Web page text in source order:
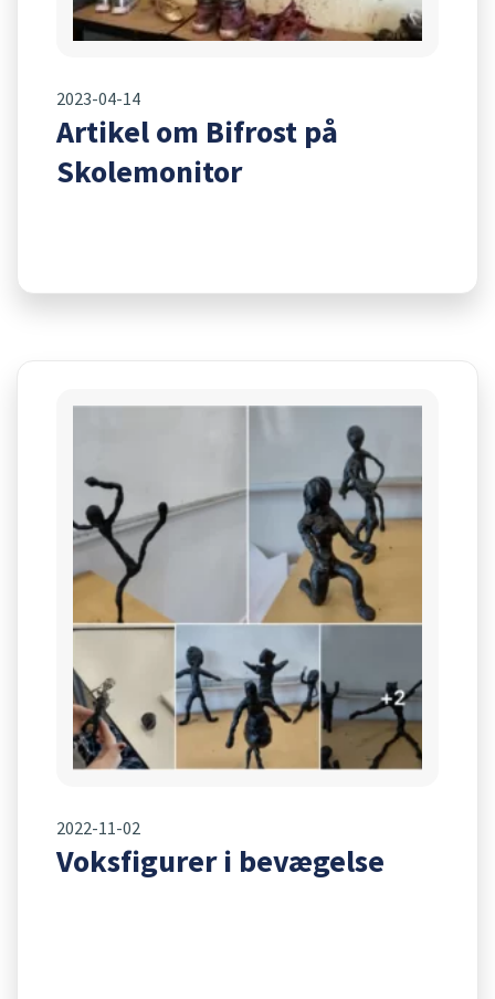
2023-04-14
Artikel om Bifrost på
Skolemonitor
2022-11-02
Voksfigurer i bevægelse